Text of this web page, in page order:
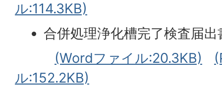
ル:114.3KB)
合併処理浄化槽完了検査届
(Wordファイル:20.3KB)
ル:152.2KB)